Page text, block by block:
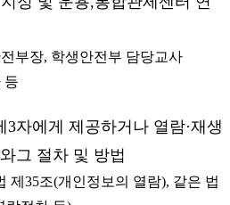
부장, 학생안전부 담당교사
등
자에게 제공하거나 열람·재생
그 절차 및 방법
제35조(개인정보의 열람), 같은 법